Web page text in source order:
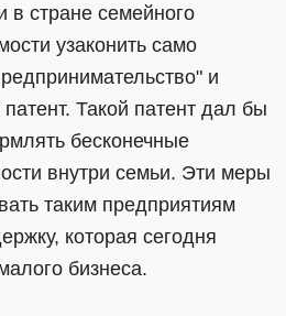
в стране семейного
узаконить само
и
Такой патент дал бы
бесконечные
внутри семьи. Эти меры
таким предприятиям
которая сегодня
бизнеса.